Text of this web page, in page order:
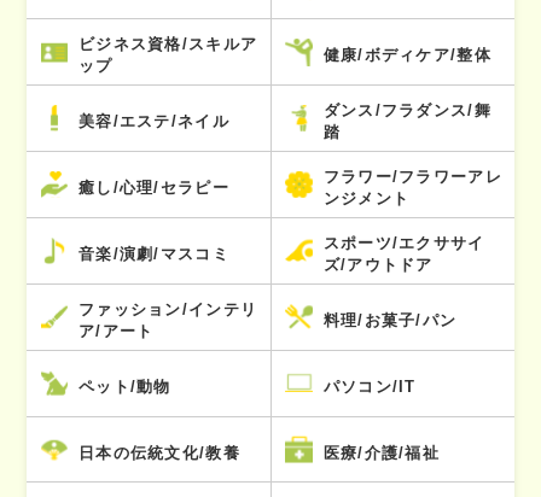
ビジネス資格/スキルア
ップ
健康/ボディケア/整体
美容/エステ/ネイル
ダンス/フラダンス/舞
踏
癒し/心理/セラピー
フラワー/フラワーアレ
ンジメント
音楽/演劇/マスコミ
スポーツ/エクササイ
ズ/アウトドア
ファッション/インテリ
ア/アート
料理/お菓子/パン
ペット/動物 パソコン/IT
日本の伝統文化/教養 医療/介護/福祉